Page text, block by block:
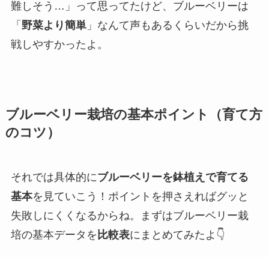
難しそう…」って思ってたけど、ブルーベリーは
「 野菜より簡単」なんて声もあるくらいだから挑
戦しやすかったよ。
ブルーベリー栽培の基本ポイント（育て方
のコツ）
それでは具体的にブルーベリーを鉢植えで育てる
基本を見ていこう！ポイントを押さえればグッと
失敗しにくくなるからね。まずはブルーベリー栽
培の基本データを 比較表にまとめてみたよ👇